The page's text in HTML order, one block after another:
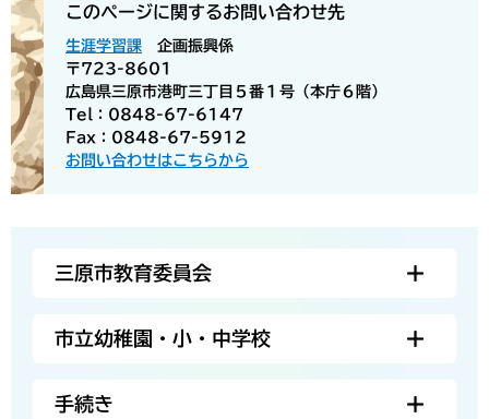
このページに関するお問い合わせ先
生涯学習課
企画振興係
〒723-8601
広島県三原市港町三丁目５番１号（本庁６階）
Tel：0848-67-6147
Fax：0848-67-5912
お問い合わせはこちらから
三原市教育委員会
市立幼稚園・小・中学校
手続き